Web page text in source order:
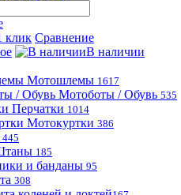
клик Сравнение
В наличии
Мотошлемы 1617
Мотоботы / Обувь 535
Перчатки 1014
Мотокуртки 386
445
185
и банданы 95
308